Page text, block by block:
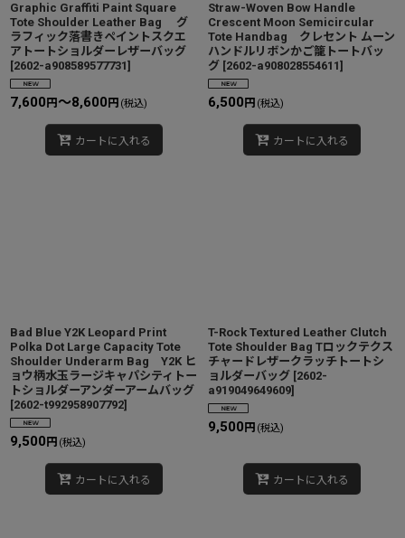
Graphic Graffiti Paint Square
Tote Shoulder Leather Bag グ
ラフィック落書きペイントスクエ
アトートショルダーレザーバッグ
[2602-a908589577731]
7,600 円 ～8,600 円 (税込)
カートに入れる
Straw-Woven Bow Handle
Crescent Moon Semicircular
Tote Handbag クレセント ムーン
ハンドルリボンかご籠トートバッ
グ [2602-a908028554611]
6,500 円 (税込)
カートに入れる
Bad Blue Y2K Leopard Print
Polka Dot Large Capacity Tote
Shoulder Underarm Bag Y2K ヒ
ョウ柄水玉ラージキャパシティトー
トショルダーアンダーアームバッグ
[2602-t992958907792]
9,500 円 (税込)
カートに入れる
T-Rock Textured Leather Clutch
Tote Shoulder Bag Tロックテクス
チャードレザークラッチトートシ
ョルダーバッグ [2602-
a919049649609]
9,500 円 (税込)
カートに入れる